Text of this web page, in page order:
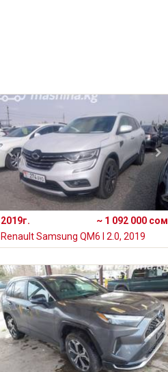
2019г.
~ 1 092 000 сом
Renault Samsung QM6 I 2.0, 2019